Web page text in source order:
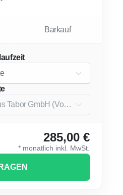
Barkauf
285,00 €
* monatlich inkl. MwSt.